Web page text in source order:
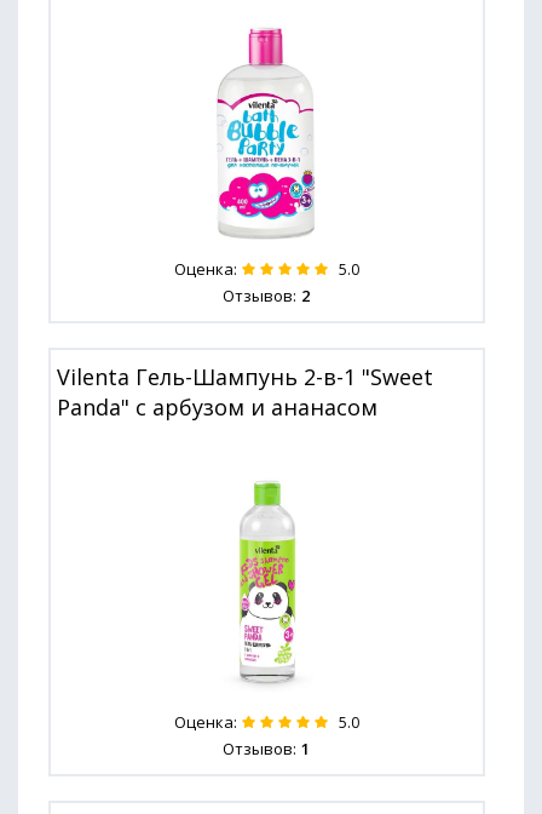
Оценка: 5.0
Отзывов: 2
Vilenta Гель-Шампунь 2-в-1 "Sweet
Panda" с арбузом и ананасом
Оценка: 5.0
Отзывов: 1